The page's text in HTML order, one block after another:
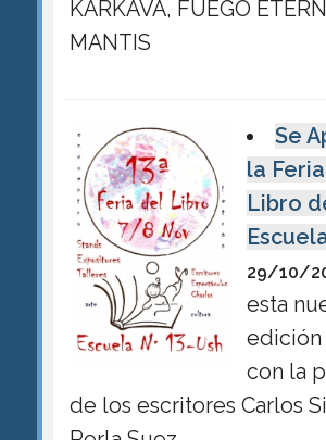
KARKAVA, FUEGO
MANTIS
Se
la
Libro
29/10/
esta
edición
con la
de los escritores Carlos